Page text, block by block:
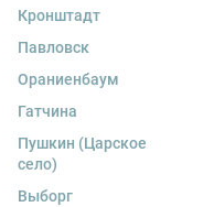
Кронштадт
Павловск
Ораниенбаум
Гатчина
Пушкин (Царское
село)
Выборг